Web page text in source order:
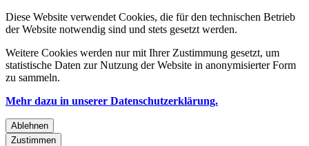
Diese Website verwendet Cookies, die für den technischen Betrieb
der Website notwendig sind und stets gesetzt werden.
Weitere Cookies werden nur mit Ihrer Zustimmung gesetzt, um
statistische Daten zur Nutzung der Website in anonymisierter Form
zu sammeln.
Mehr dazu in unserer Datenschutzerklärung.
Ablehnen
Zustimmen